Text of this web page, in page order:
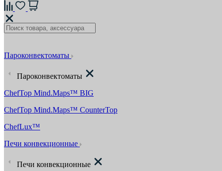
Пароконвектоматы
Пароконвектоматы
ChefTop Mind.Maps™ BIG
ChefTop Mind.Maps™ CounterTop
ChefLux™
Печи конвекционные
Печи конвекционные